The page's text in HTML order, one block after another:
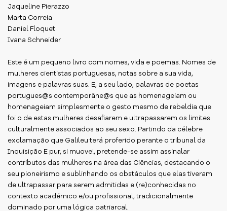
Jaqueline Pierazzo
Marta Correia
Daniel Floquet
Ivana Schneider
Este é um pequeno livro com nomes, vida e poemas. Nomes de
mulheres cientistas portuguesas, notas sobre a sua vida,
imagens e palavras suas. E, a seu lado, palavras de poetas
portugues@s contemporâne@s que as homenageiam ou
homenageiam simplesmente o gesto mesmo de rebeldia que
foi o de estas mulheres desafiarem e ultrapassarem os limites
culturalmente associados ao seu sexo. Partindo da célebre
exclamação que Galileu terá proferido perante o tribunal da
Inquisição E pur, si muove!, pretende-se assim assinalar
contributos das mulheres na área das Ciências, destacando o
seu pioneirismo e sublinhando os obstáculos que elas tiveram
de ultrapassar para serem admitidas e (re)conhecidas no
contexto académico e/ou profissional, tradicionalmente
dominado por uma lógica patriarcal.